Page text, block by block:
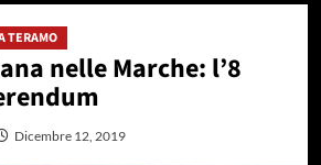
TERAMO
nelle Marche: l’8
Dicembre 12, 2019